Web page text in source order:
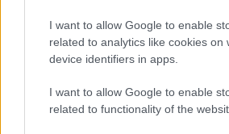
I want to allow Google to enable
related to analytics like cookies on
device identifiers in apps.
I want to allow Google to enable
related to functionality of the
NB I
A Loki edzője
a játék képe